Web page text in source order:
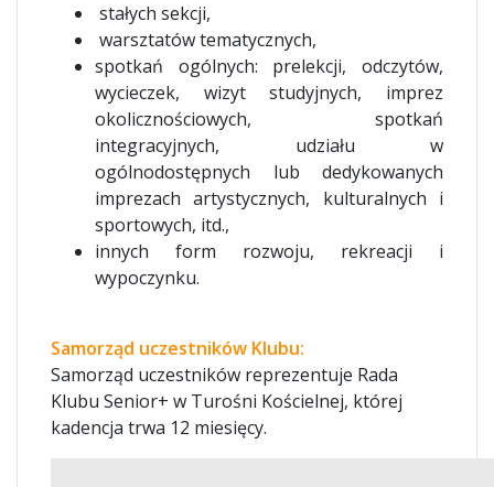
stałych sekcji,
warsztatów tematycznych,
spotkań ogólnych: prelekcji, odczytów,
wycieczek, wizyt studyjnych, imprez
okolicznościowych, spotkań
integracyjnych, udziału w
ogólnodostępnych lub dedykowanych
imprezach artystycznych, kulturalnych i
sportowych, itd.,
innych form rozwoju, rekreacji i
wypoczynku.
Samorząd uczestników Klubu:
Samorząd uczestników reprezentuje Rada
Klubu Senior+ w Turośni Kościelnej, której
kadencja trwa 12 miesięcy.